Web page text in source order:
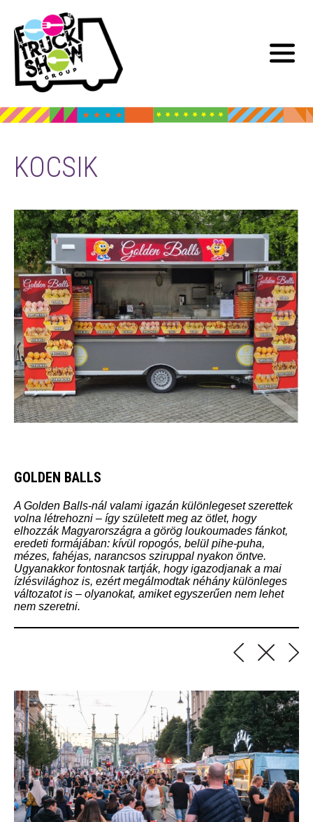
KOCSIK
GOLDEN BALLS
A Golden Balls-nál valami igazán különlegeset szerettek
volna létrehozni – így született meg az ötlet, hogy
elhozzák Magyarországra a görög loukoumades fánkot,
eredeti formájában: kívül ropogós, belül pihe-puha,
mézes, fahéjas, narancsos sziruppal nyakon öntve.
Ugyanakkor fontosnak tartják, hogy igazodjanak a mai
ízlésvilághoz is, ezért megálmodtak néhány különleges
változatot is – olyanokat, amiket egyszerűen nem lehet
nem szeretni.